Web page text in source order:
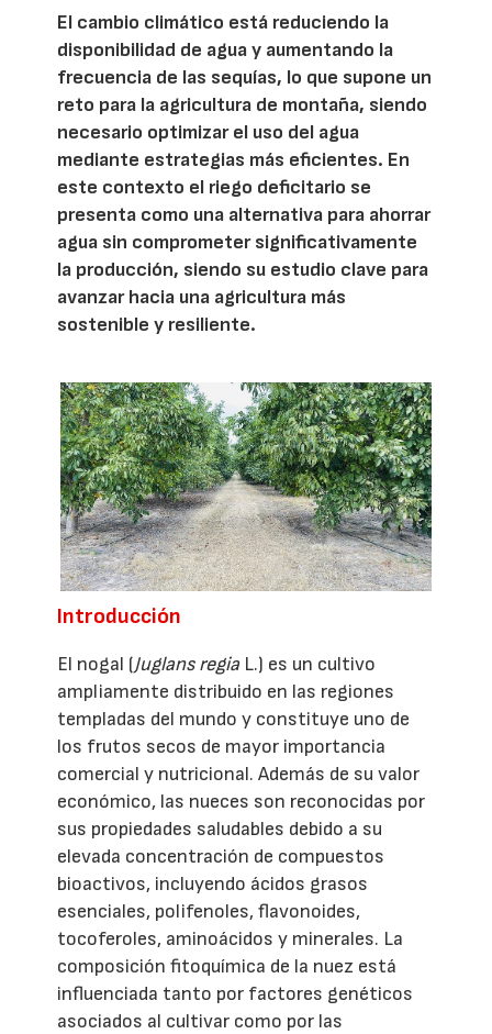
El cambio climático está reduciendo la
disponibilidad de agua y aumentando la
frecuencia de las sequías, lo que supone un
reto para la agricultura de montaña, siendo
necesario optimizar el uso del agua
mediante estrategias más eficientes. En
este contexto el riego deficitario se
presenta como una alternativa para ahorrar
agua sin comprometer significativamente
la producción, siendo su estudio clave para
avanzar hacia una agricultura más
sostenible y resiliente.
Introducción
El nogal (Juglans regia L.) es un cultivo
ampliamente distribuido en las regiones
templadas del mundo y constituye uno de
los frutos secos de mayor importancia
comercial y nutricional. Además de su valor
económico, las nueces son reconocidas por
sus propiedades saludables debido a su
elevada concentración de compuestos
bioactivos, incluyendo ácidos grasos
esenciales, polifenoles, flavonoides,
tocoferoles, aminoácidos y minerales. La
composición fitoquímica de la nuez está
influenciada tanto por factores genéticos
asociados al cultivar como por las